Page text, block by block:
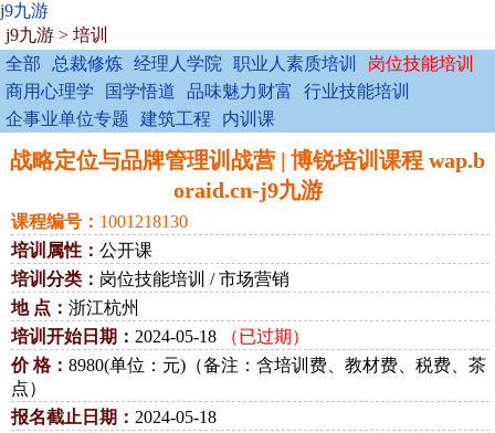
j9九游
j9九游 > 培训
全部
总裁修炼 经理人学院 职业人素质培训
岗位技能培训
商用心理学
国学悟道 品味魅力财富
行业技能培训
企事业单位专题
建筑工程 内训课
战略定位与品牌管理训战营 | 博锐培训课程 wap.b
oraid.cn-j9九游
课程编号： 1001218130
培训属性： 公开课
培训分类： 岗位技能培训 / 市场营销
地 点： 浙江杭州
培训开始日期： 2024-05-18
（已过期）
价 格： 8980(单位：元)（备注：含培训费、教材费、税费、茶
点）
报名截止日期： 2024-05-18